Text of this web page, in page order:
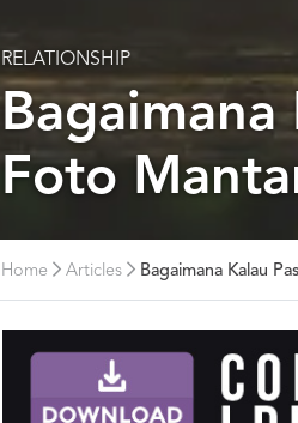
RELATIONSHIP
Bagaimana
Foto
Home Articles Bagaimana Kalau